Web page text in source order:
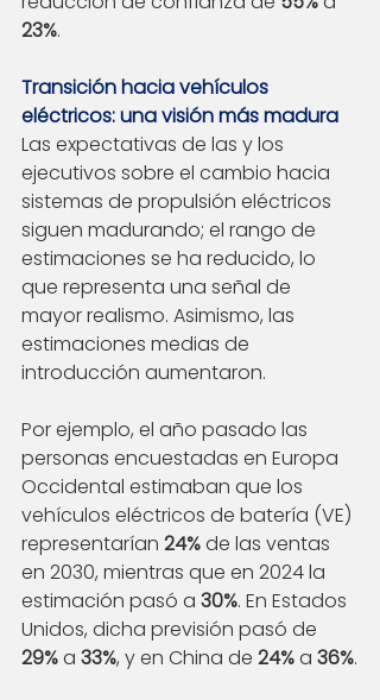
23%.
Transición hacia vehículos
eléctricos: una visión más madura
Las expectativas de las y los
ejecutivos sobre el cambio hacia
sistemas de propulsión eléctricos
siguen madurando; el rango de
estimaciones se ha reducido, lo
que representa una señal de
mayor realismo. Asimismo, las
estimaciones medias de
introducción aumentaron.
Por ejemplo, el año pasado las
personas encuestadas en Europa
Occidental estimaban que los
vehículos eléctricos de batería (VE)
representarían 24% de las ventas
en 2030, mientras que en 2024 la
estimación pasó a 30%. En Estados
Unidos, dicha previsión pasó de
29% a 33%, y en China de 24% a 36%.